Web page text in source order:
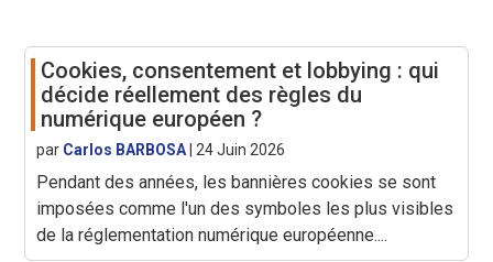
Cookies, consentement et lobbying : qui
décide réellement des règles du
numérique européen ?
par Carlos BARBOSA 24 Juin 2026
Pendant des années, les bannières cookies se sont
imposées comme l'un des symboles les plus visibles
de la réglementation numérique européenne....